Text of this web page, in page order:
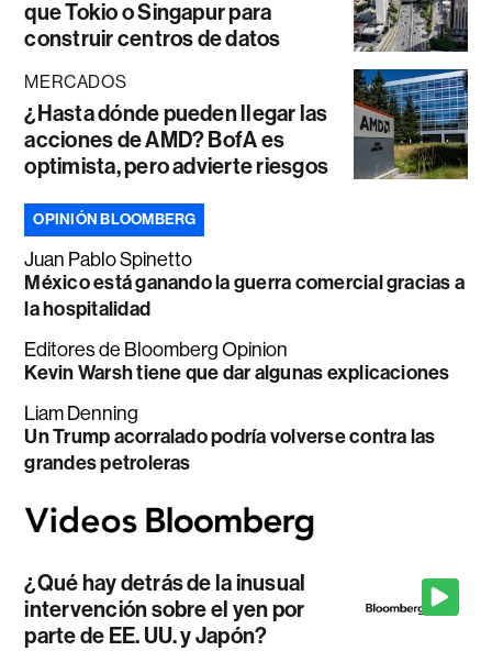
que Tokio o Singapur para
construir centros de datos
MERCADOS
¿Hasta dónde pueden llegar las
acciones de AMD? BofA es
optimista, pero advierte riesgos
OPINIÓN BLOOMBERG
Juan Pablo Spinetto
México está ganando la guerra comercial gracias a
la hospitalidad
Editores de Bloomberg Opinion
Kevin Warsh tiene que dar algunas explicaciones
Liam Denning
Un Trump acorralado podría volverse contra las
grandes petroleras
¿Qué hay detrás de la inusual
intervención sobre el yen por
parte de EE. UU. y Japón?